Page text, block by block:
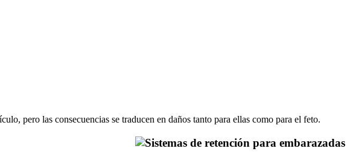
pero las consecuencias se traducen en daños tanto para ellas como para el feto.